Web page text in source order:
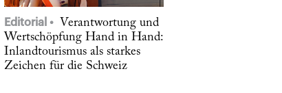
Editorial
Verantwortung und
Wertschöpfung Hand in Hand:
Inlandtourismus als starkes
Zeichen für die Schweiz